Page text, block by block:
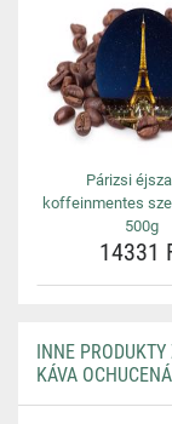
Párizsi
koffeinmentes
500g
14331
INNE
KÁVA OCHUCENÁ